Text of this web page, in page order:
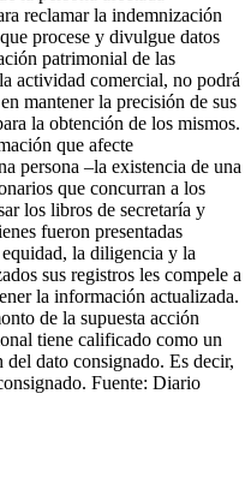
reclamar la indemnización
procese y divulgue datos
patrimonial de las
actividad comercial, no podrá
mantener la precisión de sus
la obtención de los mismos.
que afecte
persona –la existencia de una
que concurran a los
los libros de secretaría y
fueron presentadas
la diligencia y la
sus registros les compele a
la información actualizada.
de la supuesta acción
tiene calificado como un
dato consignado. Es decir,
Fuente: Diario